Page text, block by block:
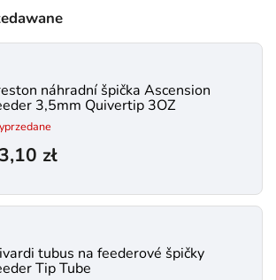
náhradní špička Ascension
3,5mm Quivertip 3OZ
zł
tubus na feederové špičky
Tip Tube